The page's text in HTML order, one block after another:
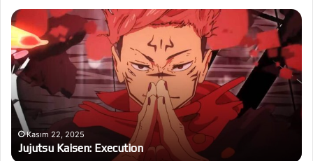
Jujutsu
Kaisen:
Execution
Kasım 22, 2025
Jujutsu Kaisen: Execution